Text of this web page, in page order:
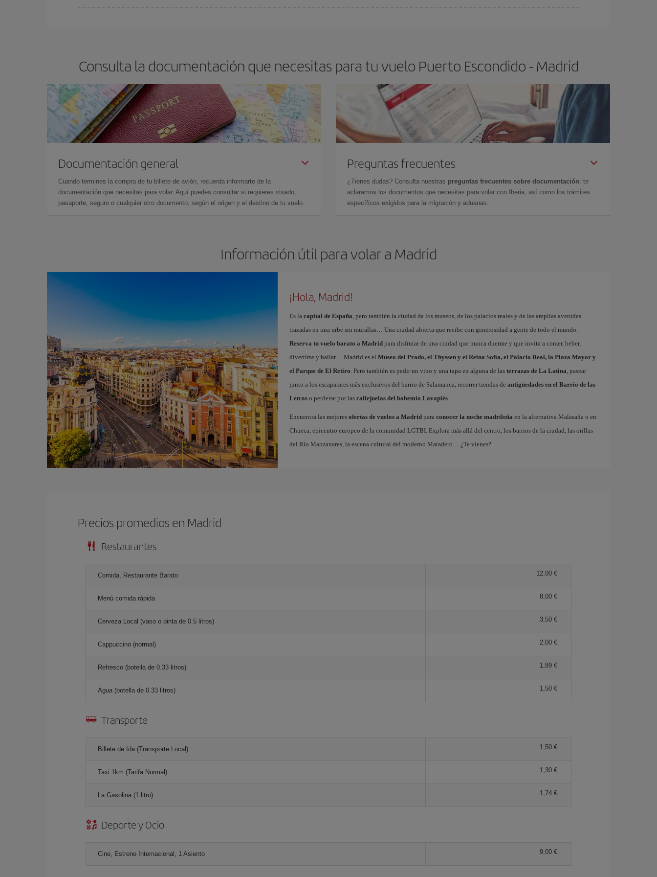
Consulta la documentación que necesitas para tu vuelo Puerto Escondido - Madrid
Documentación general
Cuando termines la compra de tu billete de avión, recuerda informarte de la
documentación que necesitas para volar. Aquí puedes consultar si requieres visado,
pasaporte, seguro o cualquier otro documento, según el origen y el destino de tu vuelo.
Preguntas frecuentes
¿Tienes dudas? Consulta nuestras preguntas frecuentes sobre documentación: te
aclaramos los documentos que necesitas para volar con Iberia, así como los trámites
específicos exigidos para la migración y aduanas.
Información útil para volar a Madrid
¡Hola, Madrid!
Es la capital de España, pero también la ciudad de los museos, de los palacios reales y de las amplias avenidas
trazadas en una urbe sin murallas… Una ciudad abierta que recibe con generosidad a gente de todo el mundo.
Reserva tu vuelo barato a Madridpara disfrutar de una ciudad que nunca duerme y que invita a comer, beber,
divertirse y bailar… Madrid es el Museo del Prado, el Thyssen y el Reina Sofía, el Palacio Real, la Plaza Mayor y
el Parque de El Retiro. Pero también es pedir un vino y una tapa en alguna de las terrazas de La Latina, pasear
junto a los escaparates más exclusivos del barrio de Salamanca, recorrer tiendas de antigüedades en el Barrio de las
Letraso perderse por las callejuelas del bohemio Lavapiés.
Encuentra las mejores ofertas de vuelos a Madridpara conocer la noche madrileña en la alternativa Malasaña o en
Chueca, epicentro europeo de la comunidad LGTBI. Explora más allá del centro, los barrios de la ciudad, las orillas
del Río Manzanares, la escena cultural del moderno Matadero… ¿Te vienes?
Precios promedios en Madrid
Restaurantes
Comida, Restaurante Barato 12,00 €
Menú comida rápida 8,00 €
Cerveza Local (vaso o pinta de 0.5 litros) 3,50 €
Cappuccino (normal) 2,00 €
Refresco (botella de 0.33 litros) 1,89 €
Agua (botella de 0.33 litros) 1,50 €
Transporte
Billete de Ida (Transporte Local) 1,50 €
Taxi 1km (Tarifa Normal) 1,30 €
La Gasolina (1 litro) 1,74 €
Deporte y Ocio
Cine, Estreno Internacional, 1 Asiento 9,00 €